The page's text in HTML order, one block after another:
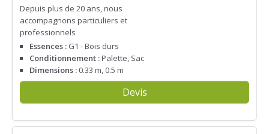
Depuis plus de 20 ans, nous
accompagnons particuliers et
professionnels
Essences : G1 - Bois durs
Conditionnement :Palette, Sac
Dimensions : 0.33 m, 0.5 m
Devis